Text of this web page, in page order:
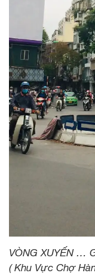
VÒNG XUYẾN …
( Khu Vực Chợ